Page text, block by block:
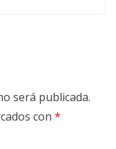
será publicada.
con *